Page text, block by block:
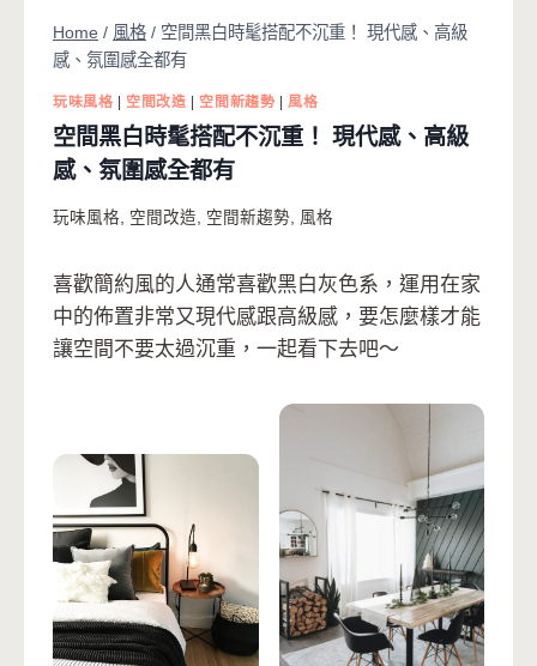
Home / 風格 / 空間黑白時髦搭配不沉重！ 現代感、高級
感、氛圍感全都有
玩味風格 空間改造 空間新趨勢 |風格
空間黑白時髦搭配不沉重！ 現代感、高級
感、氛圍感全都有
玩味風格 空間改造 空間新趨勢 風格
喜歡簡約風的人通常喜歡黑白灰色系，運用在家
中的佈置非常又現代感跟高級感，要怎麼樣才能
讓空間不要太過沉重，一起看下去吧～